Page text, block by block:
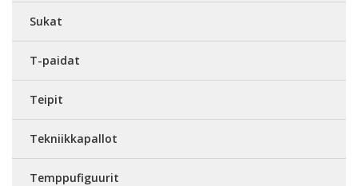
Sukat
T-paidat
Teipit
Tekniikkapallot
Temppufiguurit